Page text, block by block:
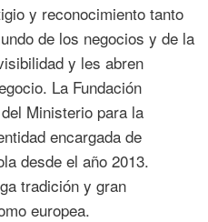
y reconocimiento tanto
de los negocios y de la
y les abren
La Fundación
Ministerio para la
encargada de
desde el año 2013.
tradición y gran
europea.